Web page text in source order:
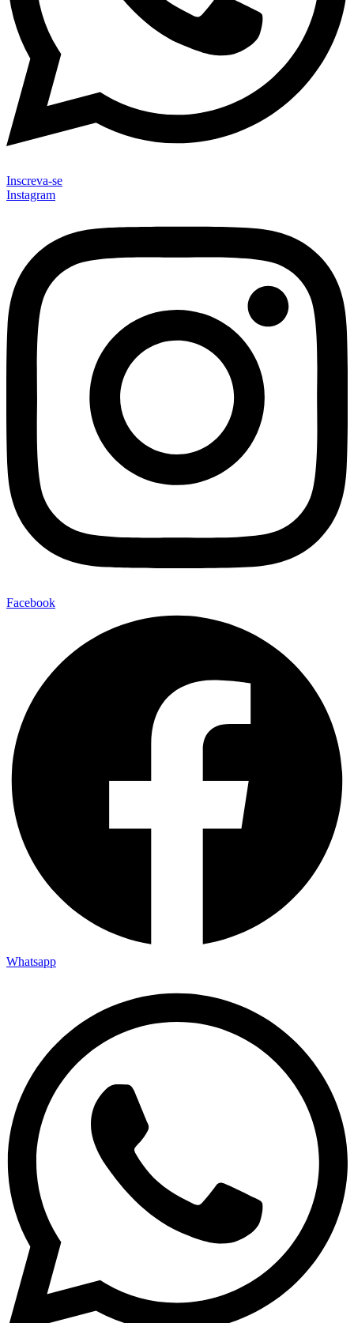
Inscreva-se
Instagram
Facebook
Whatsapp